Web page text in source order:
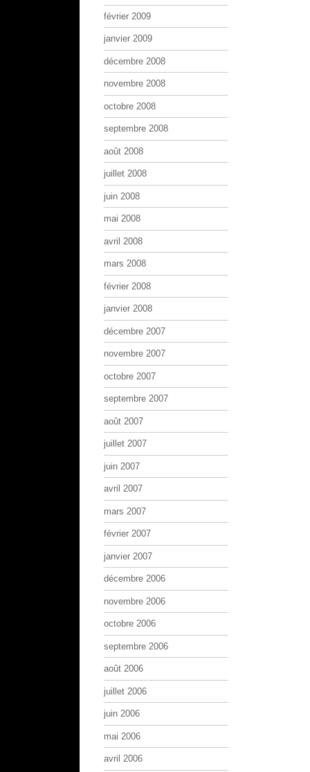
février 2009
janvier 2009
décembre 2008
novembre 2008
octobre 2008
septembre 2008
août 2008
juillet 2008
juin 2008
mai 2008
avril 2008
mars 2008
février 2008
janvier 2008
décembre 2007
novembre 2007
octobre 2007
septembre 2007
août 2007
juillet 2007
juin 2007
avril 2007
mars 2007
février 2007
janvier 2007
décembre 2006
novembre 2006
octobre 2006
septembre 2006
août 2006
juillet 2006
juin 2006
mai 2006
avril 2006